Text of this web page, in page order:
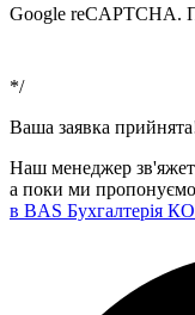
Google reCAPTCHA.
*/
Ваша заявка
Наш менеджер
а поки ми пропонуємо
в BAS Бухгалтерія